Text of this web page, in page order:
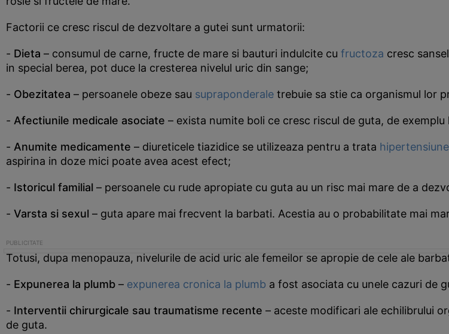
Factorii ce cresc riscul de dezvoltare a gutei sunt urmatorii:
- Dieta – consumul de carne, fructe de mare si bauturi indulcite cu fructoza cresc
in special berea, pot duce la cresterea nivelul uric din sange;
- Obezitatea – persoanele obeze sau supraponderale trebuie sa stie ca organismul lor
- Afectiunile medicale asociate – exista numite boli ce cresc riscul de guta, de
- Anumite medicamente – diureticele tiazidice se utilizeaza pentru a trata
aspirina in doze mici poate avea acest efect;
- Istoricul familial – persoanele cu rude apropiate cu guta au un risc mai mare de a
- Varsta si sexul – guta apare mai frecvent la barbati. Acestia au o probabilitate mai
Totusi, dupa menopauza, nivelurile de acid uric ale femeilor se apropie de cele ale
- Expunerea la plumb – expunerea cronica la plumb a fost asociata cu unele cazuri de
- Interventii chirurgicale sau traumatisme recente – aceste modificari ale echilibrului
de guta.